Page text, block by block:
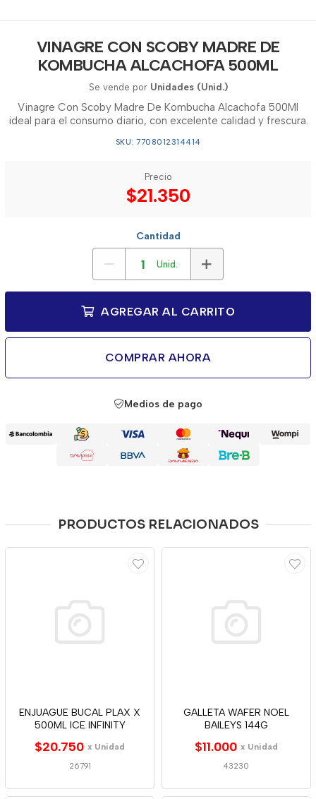
VINAGRE CON SCOBY MADRE DE
KOMBUCHA ALCACHOFA 500ML
Se vende por Unidades (Unid.)
Vinagre Con Scoby Madre De Kombucha Alcachofa 500Ml
ideal para el consumo diario, con excelente calidad y frescura.
SKU: 7708012314414
Precio
$21.350
Cantidad
Unid.
AGREGAR AL CARRITO
COMPRAR AHORA
Medios de pago
PRODUCTOS RELACIONADOS
ENJUAGUE BUCAL PLAX X
500ML ICE INFINITY
$20.750 x Unidad
26791
GALLETA WAFER NOEL
BAILEYS 144G
$11.000 x Unidad
43230